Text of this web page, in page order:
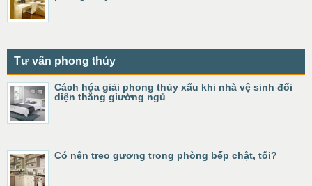
Tư vấn phong thủy
Cách hóa giải phong thủy xấu khi nhà vệ sinh đối
diện thẳng giường ngủ
Có nên treo gương trong phòng bếp chật, tối?